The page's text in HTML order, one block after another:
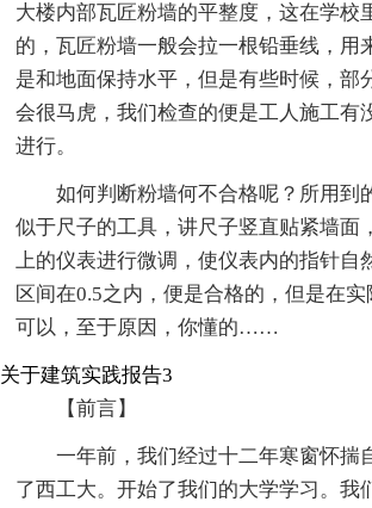
大楼内部瓦匠粉墙的平整度，这在学校
的，瓦匠粉墙一般会拉一根铅垂线，用
是和地面保持水平，但是有些时候，部
会很马虎，我们检查的便是工人施工有
进行。
如何判断粉墙何不合格呢？所用到
似于尺子的工具，讲尺子竖直贴紧墙面
上的仪表进行微调，使仪表内的指针自
区间在0.5之内，便是合格的，但是在
可以，至于原因，你懂的……
关于建筑实践报告3
【前言】
一年前，我们经过十二年寒窗怀揣
了西工大。开始了我们的大学学习。我